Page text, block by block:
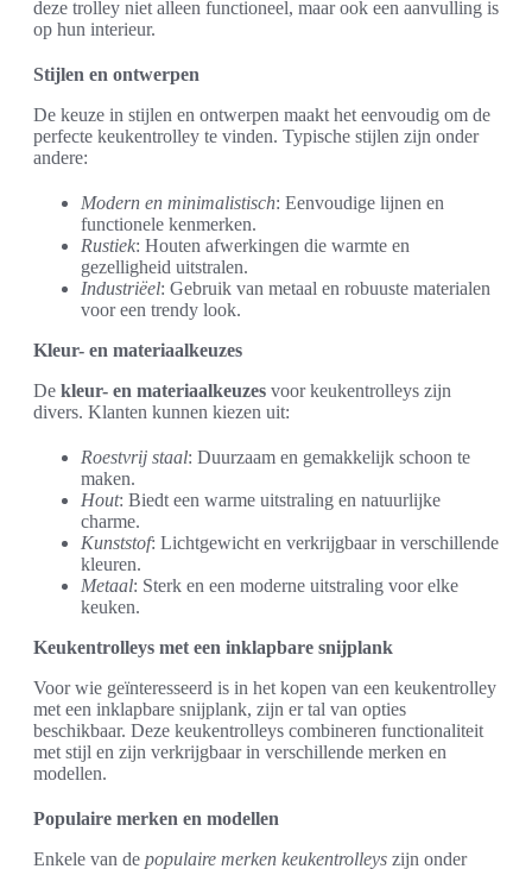
deze trolley niet alleen functioneel, maar ook een aanvulling is
op hun interieur.
Stijlen en ontwerpen
De keuze in stijlen en ontwerpen maakt het eenvoudig om de
perfecte keukentrolley te vinden. Typische stijlen zijn onder
andere:
Modern en minimalistisch: Eenvoudige lijnen en
functionele kenmerken.
Rustiek: Houten afwerkingen die warmte en
gezelligheid uitstralen.
Industriëel: Gebruik van metaal en robuuste materialen
voor een trendy look.
Kleur- en materiaalkeuzes
De kleur- en materiaalkeuzes voor keukentrolleys zijn
divers. Klanten kunnen kiezen uit:
Roestvrij staal: Duurzaam en gemakkelijk schoon te
maken.
Hout: Biedt een warme uitstraling en natuurlijke
charme.
Kunststof: Lichtgewicht en verkrijgbaar in verschillende
kleuren.
Metaal: Sterk en een moderne uitstraling voor elke
keuken.
Keukentrolleys met een inklapbare snijplank
Voor wie geïnteresseerd is in het kopen van een keukentrolley
met een inklapbare snijplank, zijn er tal van opties
beschikbaar. Deze keukentrolleys combineren functionaliteit
met stijl en zijn verkrijgbaar in verschillende merken en
modellen.
Populaire merken en modellen
Enkele van de populaire merken keukentrolleys zijn onder